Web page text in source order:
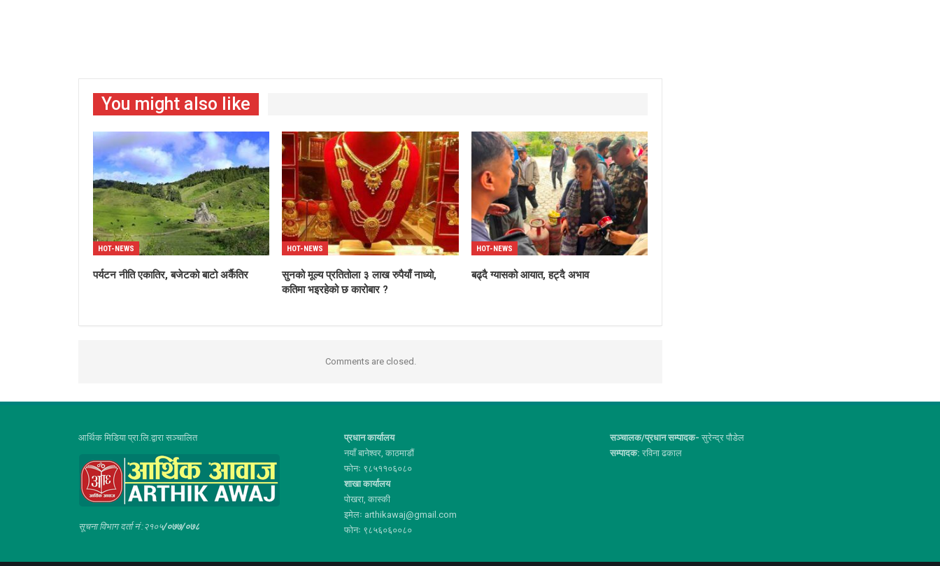
You might also like
HOT-NEWS
पर्यटन नीति एकातिर, बजेटको बाटो अर्कैतिर
HOT-NEWS
सुनको मूल्य प्रतितोला ३ लाख रुपैयाँ नाध्यो,
कतिमा भइरहेको छ कारोबार ?
HOT-NEWS
बढ्दै ग्यासको आयात, हट्दै अभाव
Comments are closed.
आर्थिक मिडिया प्रा.लि.द्वारा सञ्चालित
सूचना विभाग दर्ता नं :२१०५/०७७/०७८
प्रधान कार्यालय
नयाँ बानेश्वर, काठमाडौं
फोनः ९८५११०६०८०
शाखा कार्यालय
पोखरा, कास्की
इमेलः arthikawaj@gmail.com
फोनः ९८५६०६००८०
सञ्चालक/प्रधान सम्पादक- सुरेन्द्र पौडेल
सम्पादक: रविना ढकाल